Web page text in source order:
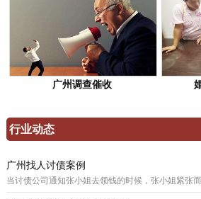
广州调查催收
行业动态
广州找人讨债案例
当讨债公司通知张小姐去领钱的时候，张小姐紧张